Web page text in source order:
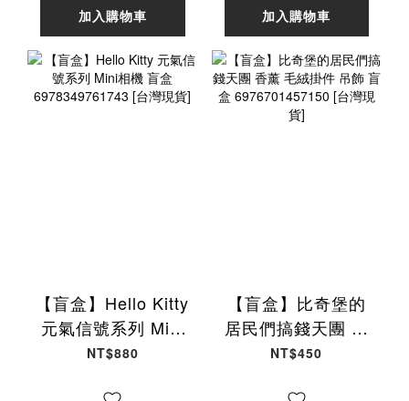
加入購物車 加入購物車
【盲盒】Hello Kitty
元氣信號系列 Mini
相機 盲盒
NT$880
【盲盒】比奇堡的
居民們搞錢天團 香
薰 毛絨掛件 吊飾 盲
NT$450